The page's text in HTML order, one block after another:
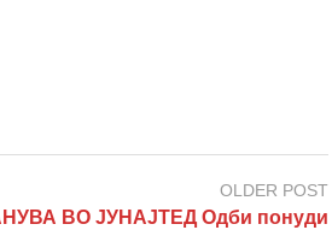
OLDER POST
ВО ЈУНАЈТЕД Одби понуди